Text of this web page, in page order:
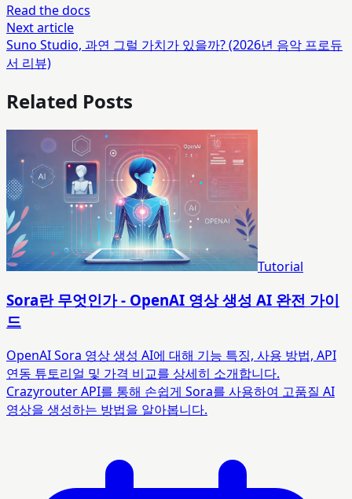
Read the docs
Next article
Suno Studio, 과연 그럴 가치가 있을까? (2026년 음악 프로듀
서 리뷰)
Related Posts
Tutorial
Sora란 무엇인가 - OpenAI 영상 생성 AI 완전 가이
드
OpenAI Sora 영상 생성 AI에 대해 기능 특징, 사용 방법, API
연동 튜토리얼 및 가격 비교를 상세히 소개합니다.
Crazyrouter API를 통해 손쉽게 Sora를 사용하여 고품질 AI
영상을 생성하는 방법을 알아봅니다.